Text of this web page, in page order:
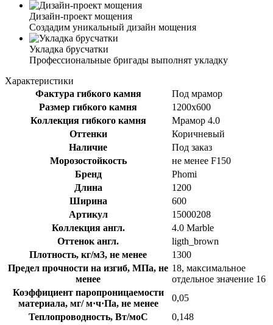
Дизайн-проект мощения
Создадим уникальный дизайн мощения
Укладка брусчатки
Профессиональные бригады выполнят укладку
Характеристики
Фактура гибкого камня
Под мрамор
Размер гибкого камня
1200x600
Коллекция гибкого камня
Мрамор 4.0
Оттенки
Коричневый
Наличие
Под заказ
Морозостойкость
не менее F150
Бренд
Phomi
Длина
1200
Ширина
600
Артикул
15000208
Коллекция англ.
4.0 Marble
Оттенок англ.
ligth_brown
Плотность, кг/м3, не менее
1300
Предел прочности на изгиб, МПа, не
менее
18, максимальное
отдельное значение 16
Коэффициент паропроницаемости
материала, мг/ м·ч·Па, не менее
0,05
Теплопроводность, Вт/моС
0,148